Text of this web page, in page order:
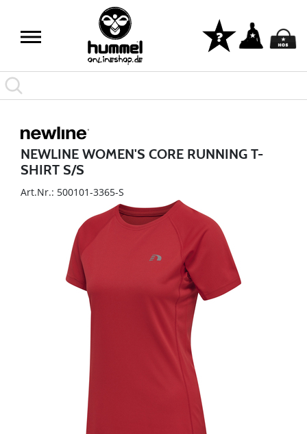
NEWLINE WOMEN'S CORE RUNNING T-
SHIRT S/S
Art.Nr.: 500101-3365-S